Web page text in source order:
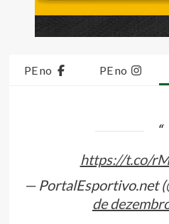
PE no PE no
https://t.co/
— PortalEsportivo.net
de